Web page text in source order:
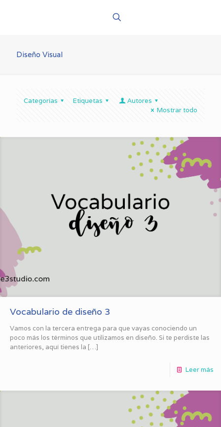
Diseño Visual
Categorías Etiquetas
Autores
Mostrar todo
Vocabulario de diseño 3
Vamos con la tercera entrega para que vayas conociendo un
poco más los términos que utilizamos en diseño. Si te perdiste las
anteriores, aquí tienes la […]
Leer más